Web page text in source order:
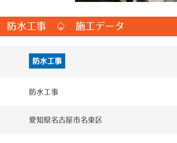
防水工事 ♤ 施工データ
防水工事
防水工事
愛知県名古屋市名東区